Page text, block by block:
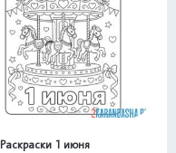
Раскраски 1 июня